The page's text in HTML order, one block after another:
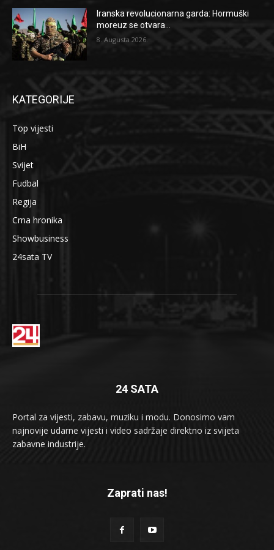
Iranska revolucionarna garda: Hormuški
moreuz se otvara...
8. Augusta 2026.
KATEGORIJE
Top vijesti
BiH
Svijet
Fudbal
Regija
Crna hronika
Showbusiness
24sata TV
24 SATA
Portal za vijesti, zabavu, muziku i modu. Donosimo vam
najnovije udarne vijesti i video sadržaje direktno iz svijeta
zabavne industrije.
Zaprati nas!